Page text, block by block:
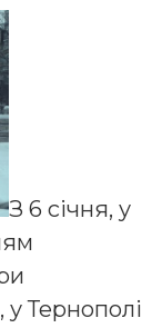
З 6 січня, у
Тернополі